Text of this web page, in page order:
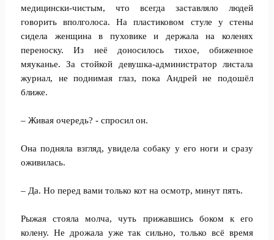
медицински-чистым, что всегда заставляло людей
говорить вполголоса. На пластиковом стуле у стены
сидела женщина в пуховике и держала на коленях
переноску. Из неё доносилось тихое, обиженное
мяуканье. За стойкой девушка-администратор листала
журнал, не поднимая глаз, пока Андрей не подошёл
ближе.
– Живая очередь? - спросил он.
Она подняла взгляд, увидела собаку у его ноги и сразу
оживилась.
– Да. Но перед вами только кот на осмотр, минут пять.
Рыжая стояла молча, чуть прижавшись боком к его
колену. Не дрожала уже так сильно, только всё время